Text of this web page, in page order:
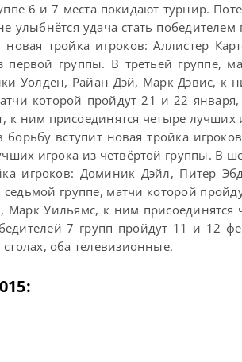
6 и 7 места покидают турнир.
улыбнётся удача стать
тройка игроков: Аллистер
первой группы. В третьей группе,
Уолден, Райан Дэй, Марк Дэвис, к
которой пройдут 21 и 22
ним присоединятся четыре лучших
вступит новая тройка
игрока из четвёртой группы. В
игроков: Доминик Дэйл, Питер
группе, матчи которой
Марк Уильямс, к ним
7 групп пройдут 11 и 12
оба телевизионные.